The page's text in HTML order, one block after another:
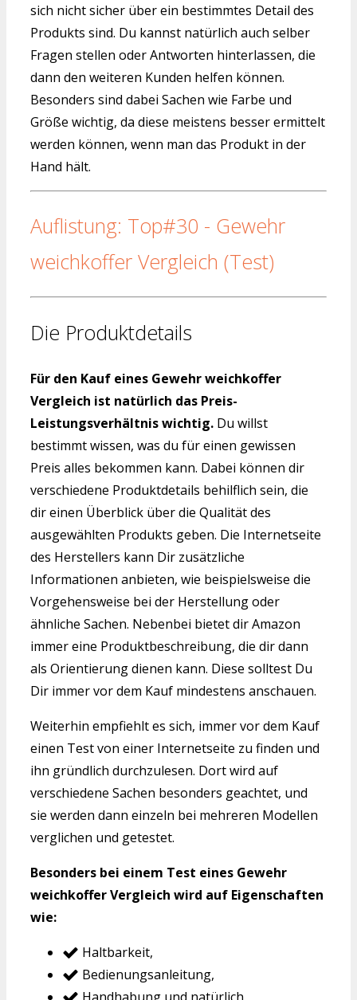
sich nicht sicher über ein bestimmtes Detail des
Produkts sind. Du kannst natürlich auch selber
Fragen stellen oder Antworten hinterlassen, die
dann den weiteren Kunden helfen können.
Besonders sind dabei Sachen wie Farbe und
Größe wichtig, da diese meistens besser ermittelt
werden können, wenn man das Produkt in der
Hand hält.
Auflistung: Top#30 - Gewehr
weichkoffer Vergleich (Test)
Die Produktdetails
Für den Kauf eines Gewehr weichkoffer
Vergleich ist natürlich das Preis-
Leistungsverhältnis wichtig. Du willst
bestimmt wissen, was du für einen gewissen
Preis alles bekommen kann. Dabei können dir
verschiedene Produktdetails behilflich sein, die
dir einen Überblick über die Qualität des
ausgewählten Produkts geben. Die Internetseite
des Herstellers kann Dir zusätzliche
Informationen anbieten, wie beispielsweise die
Vorgehensweise bei der Herstellung oder
ähnliche Sachen. Nebenbei bietet dir Amazon
immer eine Produktbeschreibung, die dir dann
als Orientierung dienen kann. Diese solltest Du
Dir immer vor dem Kauf mindestens anschauen.
Weiterhin empfiehlt es sich, immer vor dem Kauf
einen Test von einer Internetseite zu finden und
ihn gründlich durchzulesen. Dort wird auf
verschiedene Sachen besonders geachtet, und
sie werden dann einzeln bei mehreren Modellen
verglichen und getestet.
Besonders bei einem Test eines Gewehr
weichkoffer Vergleich wird auf Eigenschaften
wie:
Haltbarkeit,
Bedienungsanleitung,
Handhabung und natürlich